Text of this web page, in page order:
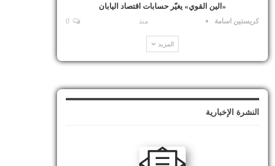
«الين القوي» يغيّر حسابات اقتصاد اليابان
كريستين اسامة منذ
المزيد
النشرة الإخبارية